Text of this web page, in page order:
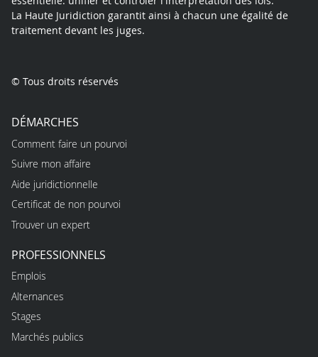
La Haute Juridiction garantit ainsi à chacun une égalité de
traitement devant les juges.
© Tous droits réservés
DÉMARCHES
Comment faire un pourvoi
Suivre mon affaire
Aide juridictionnelle
Certificat de non pourvoi
Trouver un expert
PROFESSIONNELS
Emplois
Alternances
Stages
Marchés publics